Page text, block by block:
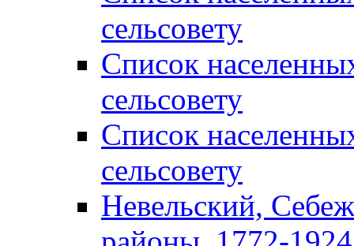
сельсовету
Список
сельсовету
Список
сельсовету
Невельский,